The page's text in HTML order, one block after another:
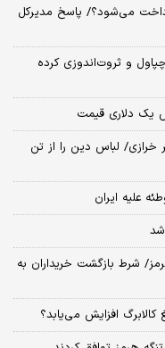
می‌شود؟/ پاسخ مدیرکل
و ثروت‌اندوزی کرده
خرازی/ لباس دین را از تن
شد
شرط بازگشت خریداران به
کالابرگ افزایش می‌یابد؟